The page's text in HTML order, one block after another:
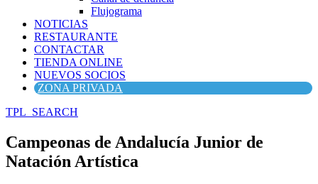
Flujograma
NOTICIAS
RESTAURANTE
CONTACTAR
TIENDA ONLINE
NUEVOS SOCIOS
ZONA PRIVADA
TPL_SEARCH
Campeonas de Andalucía Junior de
Natación Artística